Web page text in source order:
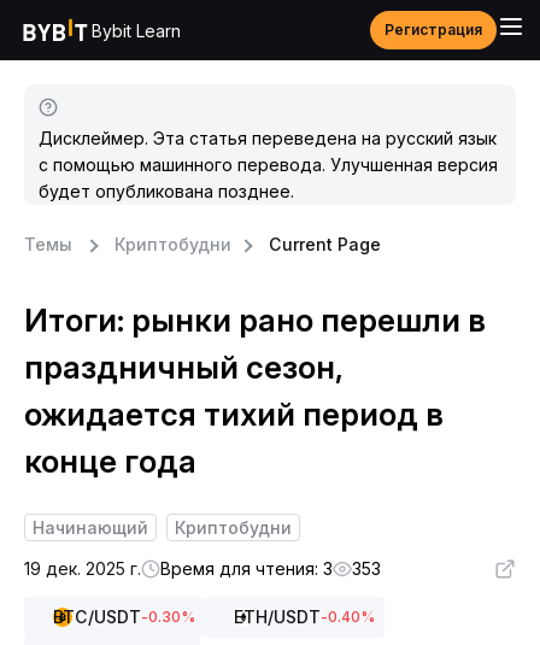
Bybit Learn Регистрация
Дисклеймер. Эта статья переведена на русский язык
с помощью машинного перевода. Улучшенная версия
будет опубликована позднее.
Темы Криптобудни Current Page
Итоги: рынки рано перешли в
праздничный сезон,
ожидается тихий период в
конце года
Начинающий
Криптобудни
19 дек. 2025 г.
Время для чтения: 3 353
BTC/USDT-0.30% ETH/USDT-0.40%